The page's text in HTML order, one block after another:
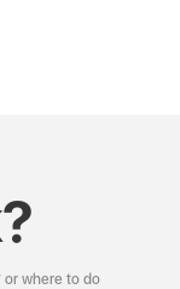
or where to do